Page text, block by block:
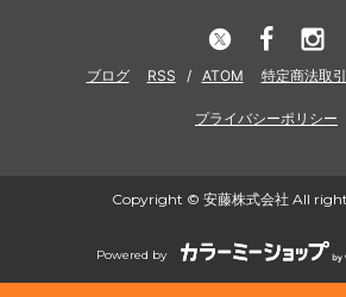
ブログ RSS / ATOM 特定商法取
プライバシーポリシー
Copyright © 安藤株式会社 All
Powered by